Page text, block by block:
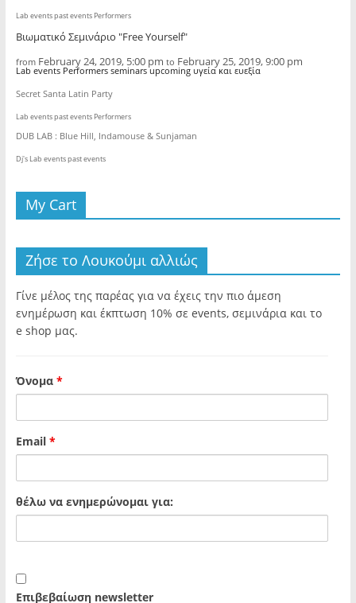
Lab events past events Performers
Βιωματικό Σεμινάριο "Free Yourself"
from February 24, 2019, 5:00 pm to February 25, 2019, 9:00 pm
Lab events Performers seminars upcoming υγεία και ευεξία
Secret Santa Latin Party
Lab events past events Performers
DUB LAB : Blue Hill, Indamouse & Sunjaman
Dj's Lab events past events
My Cart
Ζήσε το Λουκούμι αλλιώς
Γίνε μέλος της παρέας για να έχεις την πιο άμεση
ενημέρωση και έκπτωση 10% σε events, σεμινάρια και το
e shop μας.
Όνομα *
Email *
θέλω να ενημερώνομαι για:
Επιβεβαίωση newsletter